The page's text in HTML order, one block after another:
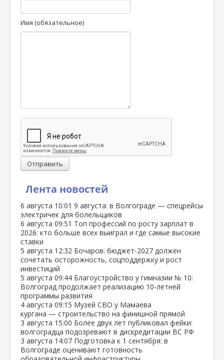
Лента новостей
6 августа 10:01 9 августа: в Волгограде — спецрейсы
электричек для болельщиков
6 августа 09:51 Топ профессий по росту зарплат в
2026: кто больше всех выиграл и где самые высокие
ставки
5 августа 12:32 Бочаров: бюджет‑2027 должен
сочетать осторожность, соцподдержку и рост
инвестиций
5 августа 09:44 Благоустройство у гимназии № 10:
Волгоград продолжает реализацию 10‑летней
программы развития
4 августа 09:15 Музей СВО у Мамаева
кургана — строительство на финишной прямой
3 августа 15:00 Более двух лет публиковал фейки:
волгоградца подозревают в дискредитации ВС РФ
3 августа 14:07 Подготовка к 1 сентября: в
Волгограде оценивают готовность
Имя (обязательное)
Отправить